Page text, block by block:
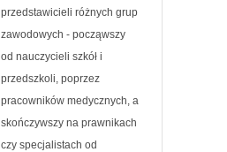
przedstawicieli różnych grup
zawodowych - począwszy
od nauczycieli szkół i
przedszkoli, poprzez
pracowników medycznych, a
skończywszy na prawnikach
czy specjalistach od